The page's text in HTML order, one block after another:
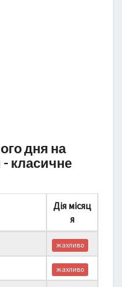
дня на
класичне
Дія місяц
я
жахливо
жахливо